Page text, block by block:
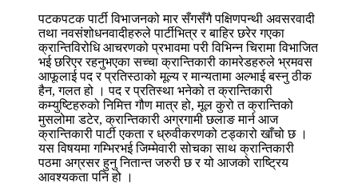
पटकपटक पार्टी विभाजनको मार सँगसँगै पक्षिणपन्थी अवसरवादी
तथा नवसंशोधनवादीहरुले पार्टीभित्र र बाहिर छरेर गएका
क्रान्तिविरोधि आचरणको प्रभावमा परी विभिन्न चिरामा विभाजित
भई छरिएर रहनुभएका सच्चा क्रान्तिकारी कामरेडहरुले भ्रमवस
आफूलाई पद र प्रतिस्ठाको मूल्य र मान्यतामा अल्भाई बस्नु ठीक
हैन, गलत हो । पद र प्रतिस्था भनेको त क्रान्तिकारी
कम्युष्टिहरुको निमित्त गौण मात्र हो, मूल कुरो त क्रान्तिको
मुसलोमा डटेर, क्रान्तिकारी अग्रगामी छलाङ मार्न आज
क्रान्तिकारी पार्टी एकता र ध्रुवीकरणको टड्कारो खाँचो छ ।
यस विषयमा गम्भिरभई जिम्मेवारी सोचका साथ क्रान्तिकारी
पठमा अग्रसर हुनु नितान्त जरुरी छ र यो आजको राष्ट्रिय
आवश्यकता पनि हो ।